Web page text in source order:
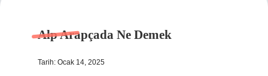
Alp Arapçada Ne Demek
Tarih: Ocak 14, 2025